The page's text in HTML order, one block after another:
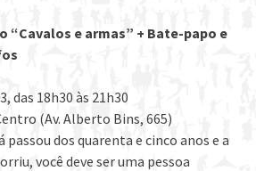
“Cavalos e armas” + Bate-papo e
das 18h30 às 21h30
(Av. Alberto Bins, 665)
passou dos quarenta e cinco anos e a
você deve ser uma pessoa